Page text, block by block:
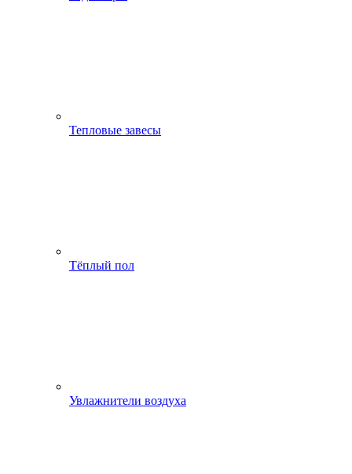
Тепловые завесы
Тёплый пол
Увлажнители воздуха